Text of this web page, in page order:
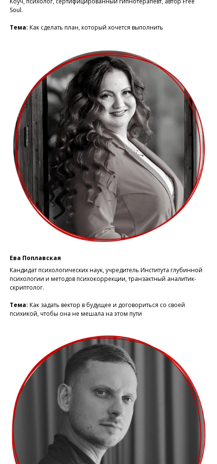
Soul.
Тема: Как сделать план, который хочется выполнить
Ева Поплавская
Кандидат психологических наук, учредитель Института глубинной
психологии и методов психокоррекции, транзактный аналитик-
скриптолог.
Тема: Как задать вектор в будущее и договориться со своей
психикой, чтобы она не мешала на этом пути